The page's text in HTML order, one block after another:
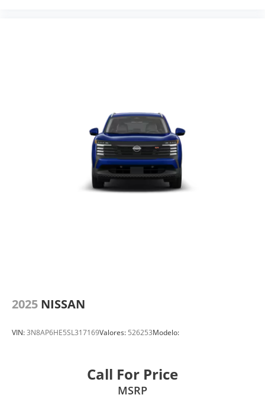
2025 NISSAN
VIN:3N8AP6HE5SL317169Valores: 526253Modelo:
Call For Price
MSRP